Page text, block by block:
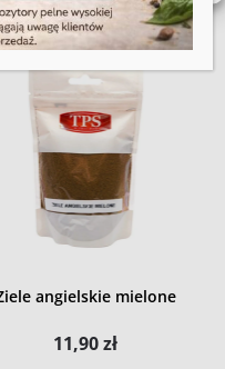
angielskie mielone
11,90zł